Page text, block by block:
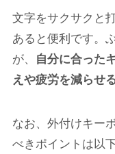
文字をサクサクと
あると便利です。
が、
自分に合った
えや疲労を減らせ
なお、外付けキー
べきポイントは以下